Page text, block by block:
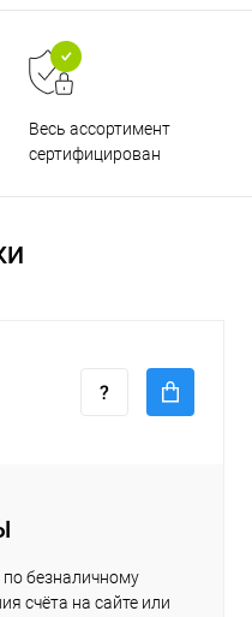
Весь ассортимент
сертифицирован
безналичному
счёта на сайте или